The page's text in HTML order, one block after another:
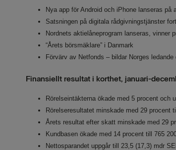
Nya app för Android och iPhone lanseras på
Satsningen på digitala rådgivningstjänster
Nordnets aktielåneprogram lanseras, vinner
“Årets börsmäklare” i Danmark
Förvärv av Netfonds – bildar Norges
Finansiellt resultat i korthet, januari-
Rörelseintäkterna ökade med 5 procent och
Rörelseresultatet minskade med 29 procent
Årets resultat efter skatt minskade med 29
Kundbasen ökade med 14 procent till 765
Nettosparandet uppgår till 23,5 (17,3) mdr